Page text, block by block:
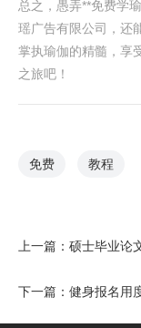
总之，愚弄**免费学
瑶广告有限公司，还
掌执瑜伽的精髓，享
之旅吧！
免费 教程
上一篇： 硕士毕业论
下一篇： 健身报名用